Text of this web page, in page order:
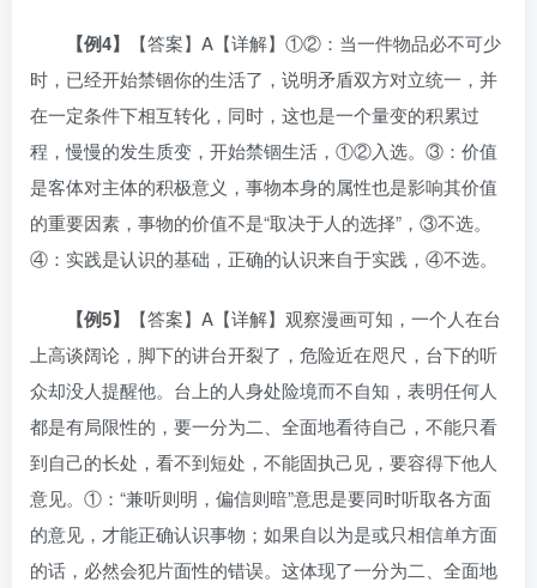
【例4】
【答案】A【详解】①②：当一件物品必不可少
时，已经开始禁锢你的生活了，说明矛盾双方对立统一，并
在一定条件下相互转化，同时，这也是一个量变的积累过
程，慢慢的发生质变，开始禁锢生活，①②入选。③：价值
是客体对主体的积极意义，事物本身的属性也是影响其价值
的重要因素，事物的价值不是“取决于人的选择”，③不选。
④：实践是认识的基础，正确的认识来自于实践，④不选。
【例5】
【答案】A【详解】观察漫画可知，一个人在台
上高谈阔论，脚下的讲台开裂了，危险近在咫尺，台下的听
众却没人提醒他。台上的人身处险境而不自知，表明任何人
都是有局限性的，要一分为二、全面地看待自己，不能只看
到自己的长处，看不到短处，不能固执己见，要容得下他人
意见。①：“兼听则明，偏信则暗”意思是要同时听取各方面
的意见，才能正确认识事物；如果自以为是或只相信单方面
的话，必然会犯片面性的错误。这体现了一分为二、全面地